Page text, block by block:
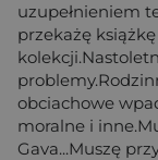
uzupełnieniem
przekażę książkę
obciachowe
moralne i
Gava...Muszę